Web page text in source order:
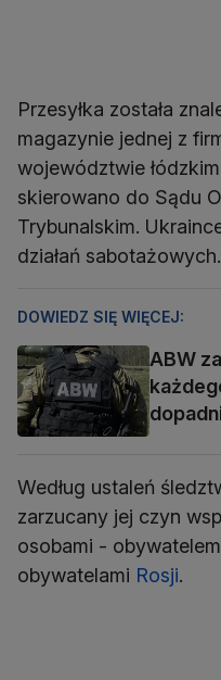
Przesyłka została
magazynie jednej z
województwie
skierowano do Sądu
Trybunalskim.
działań sabotażowych.
DOWIEDZ SIĘ WIĘCEJ:
ABW
Według ustaleń
zarzucany jej czyn
osobami -
obywatelami Rosji.